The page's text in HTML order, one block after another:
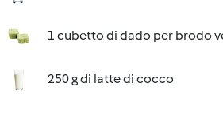
1 cubetto di dado per brodo
250 g di latte di cocco